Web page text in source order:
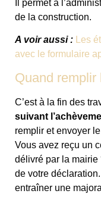
Il permet à
de la construction.
A voir aussi :
Les
avec le formulaire
Quand remplir
C’est à la fin des
suivant
remplir et envoyer
Vous avez reçu un
délivré par la mairie
de votre
entraîner une